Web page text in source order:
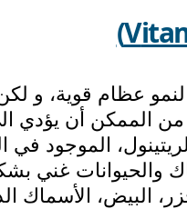
V
لنمو عظام قوية، و
من الممكن أن يؤدي
الموجود
والحيوانات غني
البيض، الأسماك